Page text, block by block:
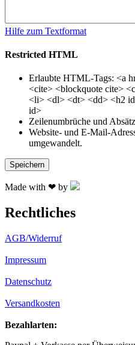
Hilfe zum Textformat
Restricted HTML
Erlaubte HTML-Tags: <a
<cite> <blockquote cite>
<li> <dl> <dt> <dd> <h2
id>
Zeilenumbrüche und
Website- und E-Mail-
umgewandelt.
Made with ❤ by
Rechtliches
AGB/Widerruf
Impressum
Datenschutz
Versandkosten
Bezahlarten: